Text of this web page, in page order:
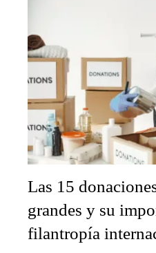
Las 15
grandes y su
filantropía